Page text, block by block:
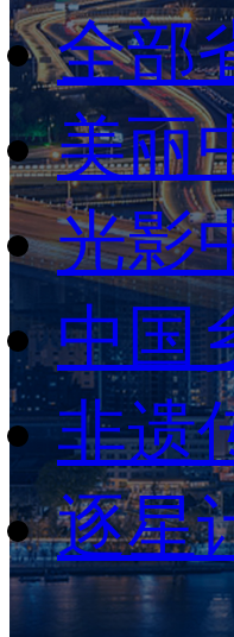
财经 教育 乡村振
大国智造 大国展会
CCTV.节目官网 直播
全部
美丽
光影
中国
非遗
逐星